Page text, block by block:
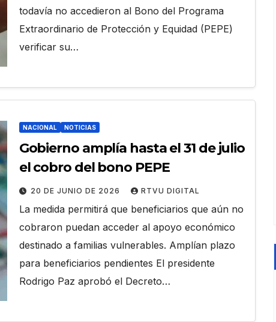
todavía no accedieron al Bono del Programa
Extraordinario de Protección y Equidad (PEPE)
verificar su…
NACIONAL NOTICIAS
Gobierno amplía hasta el 31 de julio
el cobro del bono PEPE
20 DE JUNIO DE 2026 RTVU DIGITAL
La medida permitirá que beneficiarios que aún no
cobraron puedan acceder al apoyo económico
destinado a familias vulnerables. Amplían plazo
para beneficiarios pendientes El presidente
Rodrigo Paz aprobó el Decreto…